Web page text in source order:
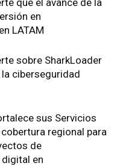
que el avance de la
en
LATAM
sobre SharkLoader
ciberseguridad
sus Servicios
regional para
de
en